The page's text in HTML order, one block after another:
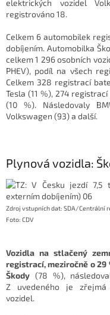
elektrických vozidel
registrováno 18.
Celkem 6 automobilek
dobíjením. Automobilka
celkem 1 296 osobních
PHEV), podíl na všech
Celkem 328 registrací
Tesla (11 %), 274
(10 %). Následovaly
Volkswagen (93) a další.
Plynová vozidla:
Zdroj vstupních dat: SDA/Centrální
Foto: CDV
Vozidla na stlačený
registrací, meziročně o
Škody (78 %),
Z uvedeného je zřejmá
vozidel.